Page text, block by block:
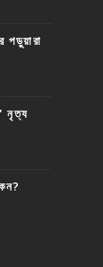
পড়ুয়ারা
নৃত্য